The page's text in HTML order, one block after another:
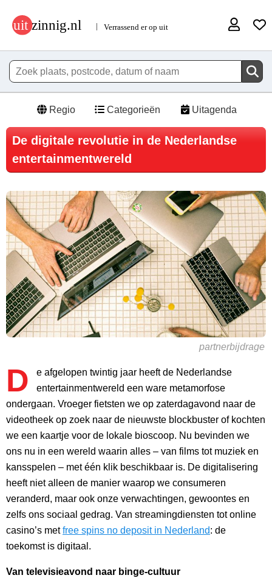
Regio Categorieën Uitagenda
De digitale revolutie in de Nederlandse
entertainmentwereld
partnerbijdrage
D
e afgelopen twintig jaar heeft de Nederlandse
entertainmentwereld een ware metamorfose
ondergaan. Vroeger fietsten we op zaterdagavond naar de
videotheek op zoek naar de nieuwste blockbuster of kochten
we een kaartje voor de lokale bioscoop. Nu bevinden we
ons nu in een wereld waarin alles – van films tot muziek en
kansspelen – met één klik beschikbaar is. De digitalisering
heeft niet alleen de manier waarop we consumeren
veranderd, maar ook onze verwachtingen, gewoontes en
zelfs ons sociaal gedrag. Van streamingdiensten tot online
casino’s metfree spins no deposit in Nederland: de
toekomst is digitaal.
Van televisieavond naar binge-cultuur